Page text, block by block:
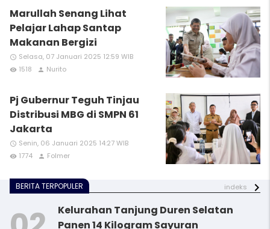
Marullah Senang Lihat
Pelajar Lahap Santap
Makanan Bergizi
access_time Selasa, 07 Januari 2025 12:59 WIB
remove_red_eye 1518 person Nurito
Pj Gubernur Teguh Tinjau
Distribusi MBG di SMPN 61
Jakarta
access_time Senin, 06 Januari 2025 14:27 WIB
remove_red_eye 1774 person Folmer
BERITA TERPOPULER indeks
Kelurahan Tanjung Duren Selatan
Panen 14 Kilogram Sayuran